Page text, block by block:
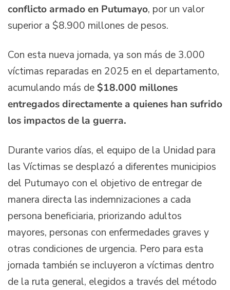
conflicto armado en Putumayo, por un valor
superior a $8.900 millones de pesos.
Con esta nueva jornada, ya son más de 3.000
víctimas reparadas en 2025 en el departamento,
acumulando más de$18.000 millones
entregados directamente a quienes han sufrido
los impactos de la guerra.
Durante varios días, el equipo de la Unidad para
las Víctimas se desplazó a diferentes municipios
del Putumayo con el objetivo de entregar de
manera directa las indemnizaciones a cada
persona beneficiaria, priorizando adultos
mayores, personas con enfermedades graves y
otras condiciones de urgencia. Pero para esta
jornada también se incluyeron a víctimas dentro
de la ruta general, elegidos a través del método